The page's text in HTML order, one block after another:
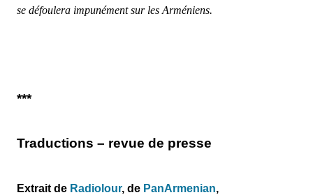
se défoulera impunément sur les Arméniens.
***
Traductions – revue de presse
Extrait de Radiolour, de PanArmenian,